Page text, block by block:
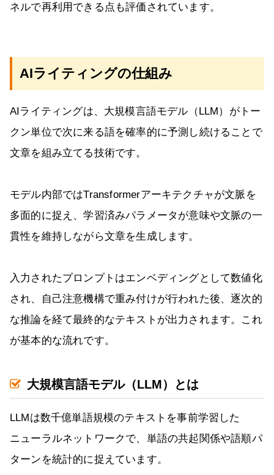
ネルで再利用できる点も評価されています。
AIライティングの仕組み
AIライティングは、大規模言語モデル（LLM）がトー
クン単位で次に来る語を確率的に予測し続けることで
文章を組み立てる技術です。
モデル内部ではTransformerアーキテクチャが文脈を
多面的に捉え、学習済みパラメータが意味や文脈の一
貫性を維持しながら文章を生成します。
入力されたプロンプトはエンベディングとして数値化
され、自己注意機構で重み付けが行われた後、逐次的
な推論を経て最終的なテキストが出力されます。これ
が基本的な流れです。
大規模言語モデル（LLM）とは
LLMは数千億単語規模のテキストを事前学習した
ニューラルネットワークで、単語の共起関係や語順パ
ターンを統計的に捉えています。